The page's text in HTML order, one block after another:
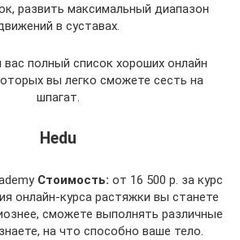
развить максимальный диапазон
в суставах.
полный список хороших онлайн
вы легко сможете сесть на
шпагат.
Hedu
Стоимость: от 16 500 р. за курс
онлайн-курса растяжки вы станете
сможете выполнять различные
на что способно ваше тело.